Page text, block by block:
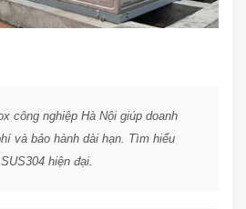
công nghiệp Hà Nội giúp doanh
và bảo hành dài hạn. Tìm hiểu
hiện đại.